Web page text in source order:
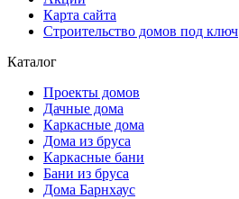
Карта сайта
Строительство домов под ключ
Каталог
Проекты домов
Дачные дома
Каркасные дома
Дома из бруса
Каркасные бани
Бани из бруса
Дома Барнхаус